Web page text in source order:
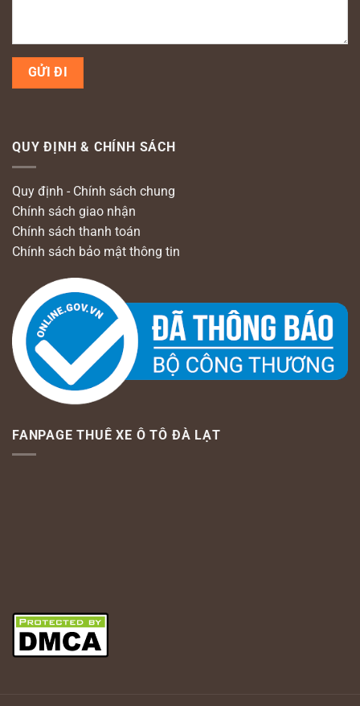
QUY ĐỊNH & CHÍNH SÁCH
Quy định - Chính sách chung
Chính sách giao nhận
Chính sách thanh toán
Chính sách bảo mật thông tin
FANPAGE THUÊ XE Ô TÔ ĐÀ LẠT